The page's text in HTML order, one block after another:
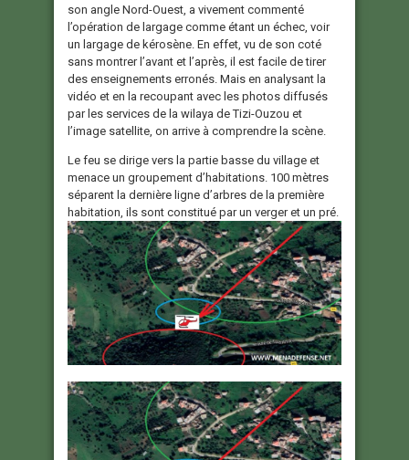
son angle Nord-Ouest, a vivement commenté
l’opération de largage comme étant un échec, voir
un largage de kérosène. En effet, vu de son coté
sans montrer l’avant et l’après, il est facile de tirer
des enseignements erronés. Mais en analysant la
vidéo et en la recoupant avec les photos diffusés
par les services de la wilaya de Tizi-Ouzou et
l’image satellite, on arrive à comprendre la scène.
Le feu se dirige vers la partie basse du village et
menace un groupement d’habitations. 100 mètres
séparent la dernière ligne d’arbres de la première
habitation, ils sont constitué par un verger et un pré.